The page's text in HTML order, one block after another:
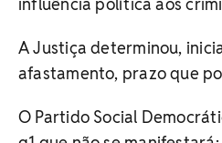
A Justiça determinou,
afastamento, prazo que
O Partido Social